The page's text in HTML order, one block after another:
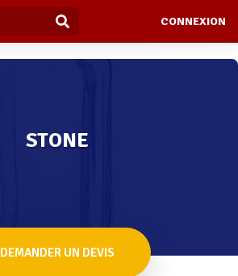
CONNEXION
STONE
DEMANDER UN DEVIS